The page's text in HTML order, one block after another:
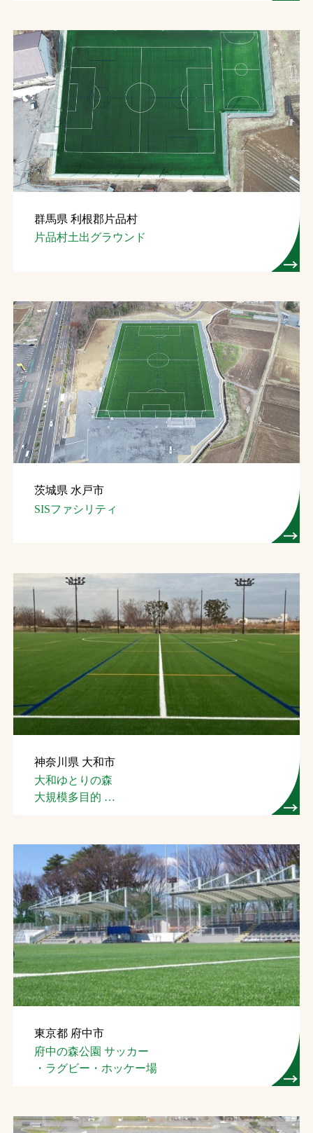
群馬県 利根郡片品村
片品村土出グラウンド
茨城県 水戸市
SISファシリティ
神奈川県 大和市
大和ゆとりの森
大規模多目的
東京都 府中市
府中の森公園 サッカー
・ラグビー・ホッケー場